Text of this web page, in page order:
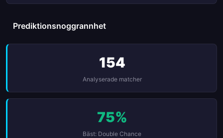
Prediktionsnoggrannhet
154
Analyserade matcher
75%
Bäst: Double Chance